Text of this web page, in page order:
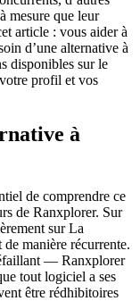
mesure que leur
article : vous aider à
d’une alternative à
disponibles sur le
profil et vos
à
de comprendre ce
de Ranxplorer. Sur
sur La
manière récurrente.
— Ranxplorer
tout logiciel a ses
être rédhibitoires